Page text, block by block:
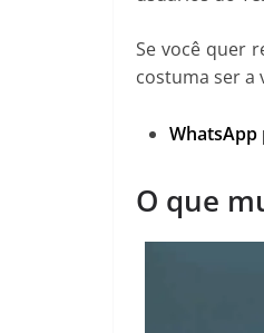
Se você quer
costuma ser a
WhatsApp
O que